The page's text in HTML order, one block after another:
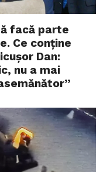
facă parte
Ce conține
Dan:
nu a mai